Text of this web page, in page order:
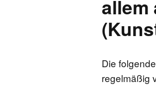
allem
Die
regelmäßig